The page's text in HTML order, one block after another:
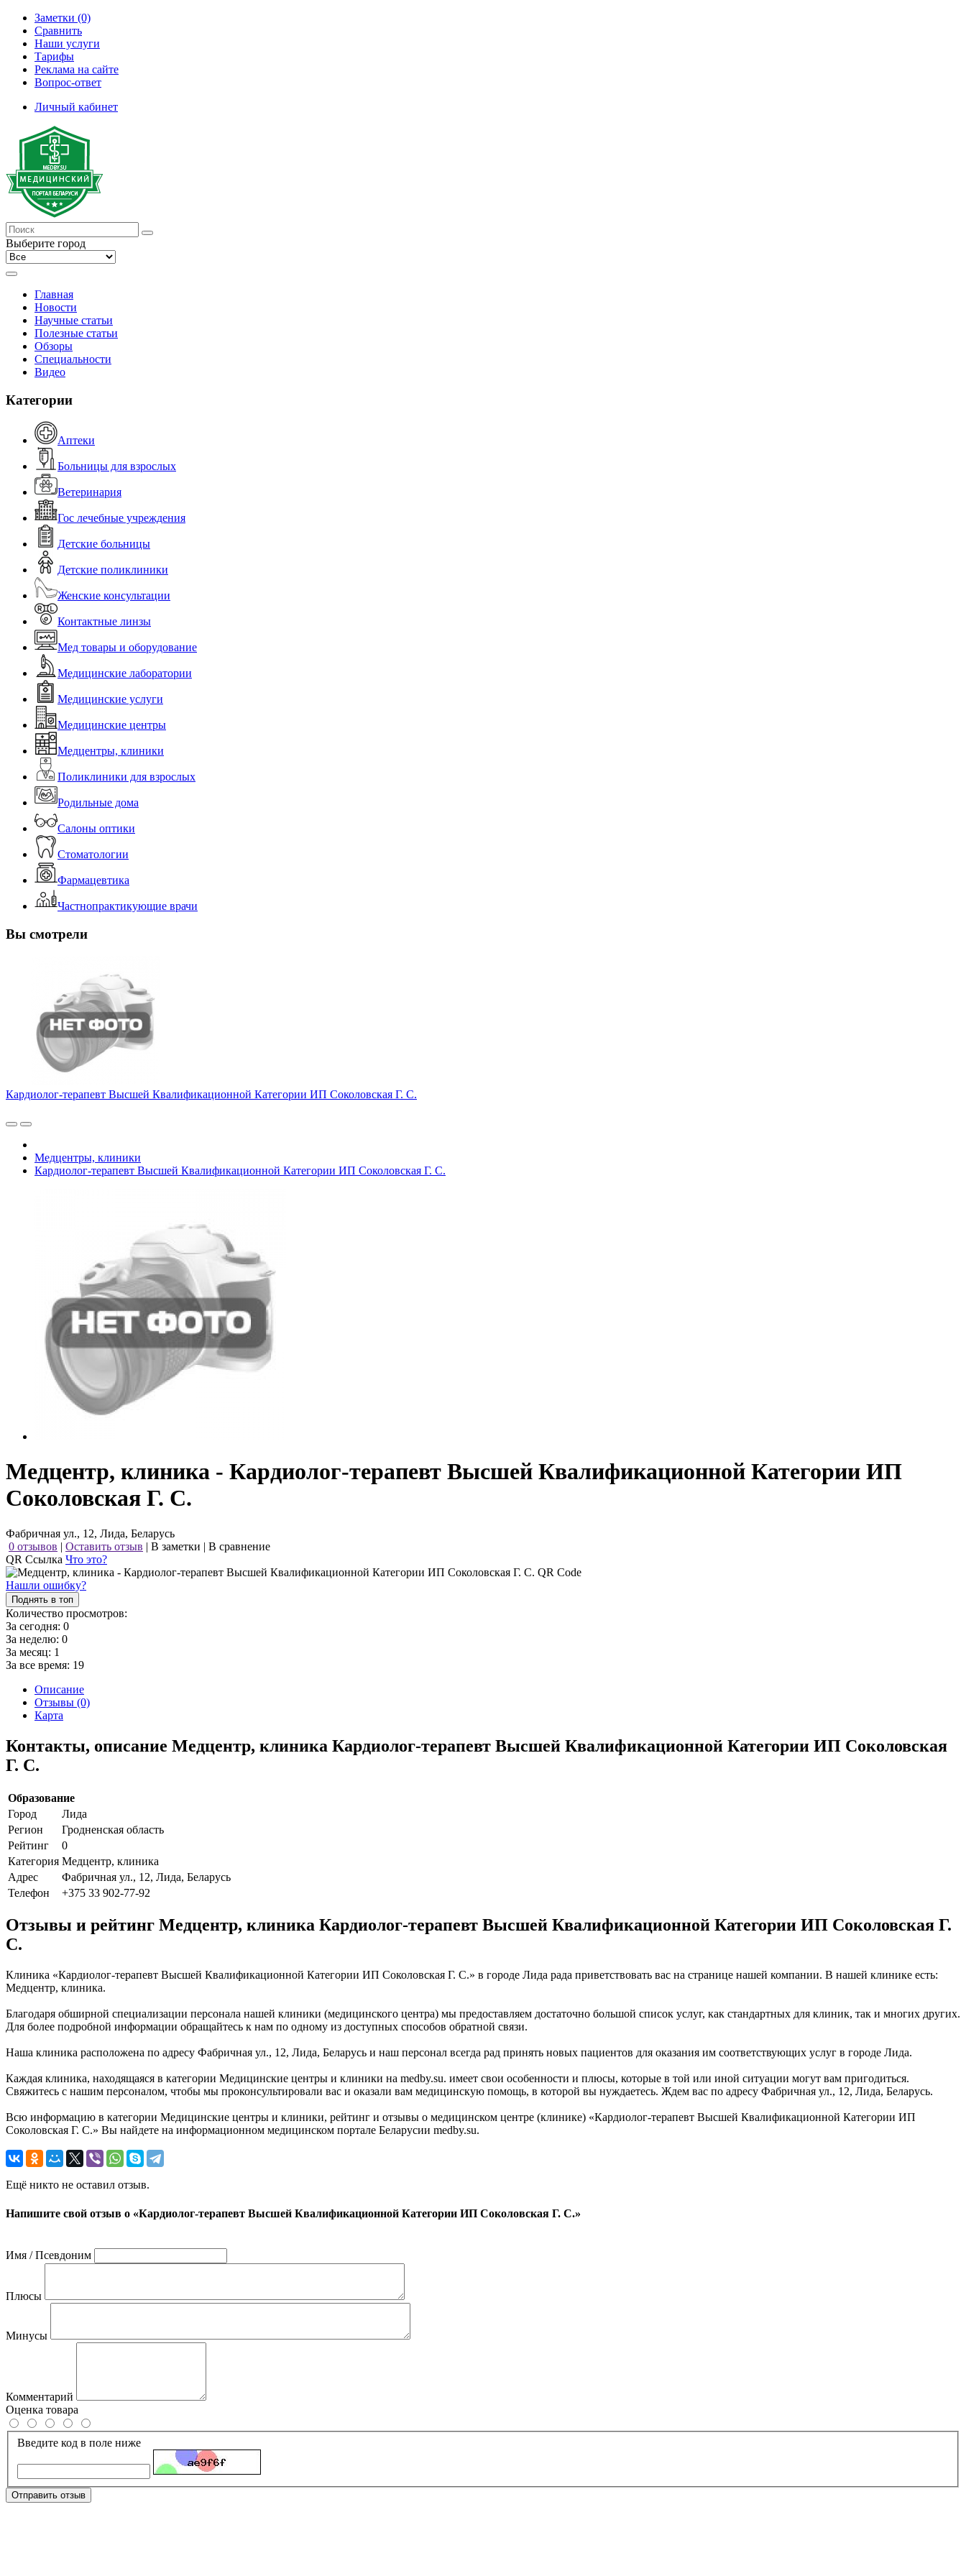
Заметки (0)
Сравнить
Наши услуги
Тарифы
Реклама на сайте
Вопрос-ответ
Личный кабинет
Выберите город
Главная
Новости
Научные статьи
Полезные статьи
Обзоры
Специальности
Видео
Категории
Аптеки
Больницы для взрослых
Ветеринария
Гос лечебные учреждения
Детские больницы
Детские поликлиники
Женские консультации
Контактные линзы
Мед товары и оборудование
Медицинские лаборатории
Медицинские услуги
Медицинские центры
Медцентры, клиники
Поликлиники для взрослых
Родильные дома
Салоны оптики
Стоматологии
Фармацевтика
Частнопрактикующие врачи
Вы смотрели
Кардиолог-терапевт Высшей Квалификационной Категории ИП Соколовская Г. С.
Медцентры, клиники
Кардиолог-терапевт Высшей Квалификационной Категории ИП Соколовская Г. С.
Медцентр, клиника - Кардиолог-терапевт Высшей Квалификационной Категории ИП
Соколовская Г. С.
Фабричная ул., 12, Лида, Беларусь
0 отзывов | Оставить отзыв | В заметки | В сравнение
QR Ссылка Что это?
Нашли ошибку?
Поднять в топ
Количество просмотров:
За сегодня: 0
За неделю: 0
За месяц: 1
За все время: 19
Описание
Отзывы (0)
Карта
Контакты, описание Медцентр, клиника Кардиолог-терапевт Высшей Квалификационной Категории ИП Соколовская
Г. С.
Образование
Город
Лида
Регион
Гродненская область
Рейтинг
0
Категория Медцентр, клиника
Адрес
Фабричная ул., 12, Лида, Беларусь
Телефон
+375 33 902-77-92
Отзывы и рейтинг Медцентр, клиника Кардиолог-терапевт Высшей Квалификационной Категории ИП Соколовская Г.
С.
Клиника «Кардиолог-терапевт Высшей Квалификационной Категории ИП Соколовская Г. С.» в городе Лида рада приветствовать вас на странице нашей компании. В нашей клинике есть:
Медцентр, клиника.
Благодаря обширной специализации персонала нашей клиники (медицинского центра) мы предоставляем достаточно большой список услуг, как стандартных для клиник, так и многих других.
Для более подробной информации обращайтесь к нам по одному из доступных способов обратной связи.
Наша клиника расположена по адресу Фабричная ул., 12, Лида, Беларусь и наш персонал всегда рад принять новых пациентов для оказания им соответствующих услуг в городе Лида.
Каждая клиника, находящаяся в категории Медицинские центры и клиники на medby.su. имеет свои особенности и плюсы, которые в той или иной ситуации могут вам пригодиться.
Свяжитесь с нашим персоналом, чтобы мы проконсультировали вас и оказали вам медицинскую помощь, в которой вы нуждаетесь. Ждем вас по адресу Фабричная ул., 12, Лида, Беларусь.
Всю информацию в категории Медицинские центры и клиники, рейтинг и отзывы о медицинском центре (клинике) «Кардиолог-терапевт Высшей Квалификационной Категории ИП
Соколовская Г. С.» Вы найдете на информационном медицинском портале Беларусии medby.su.
Ещё никто не оставил отзыв.
Напишите свой отзыв о «Кардиолог-терапевт Высшей Квалификационной Категории ИП Соколовская Г. С.»
Имя / Псевдоним
Плюсы
Минусы
Комментарий
Оценка товара
Введите код в поле ниже
Отправить отзыв